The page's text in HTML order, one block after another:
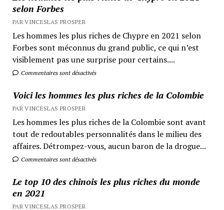
selon Forbes
PAR VINCESLAS PROSPER
Les hommes les plus riches de Chypre en 2021 selon
Forbes sont méconnus du grand public, ce qui n’est
visiblement pas une surprise pour certains....
Commentaires sont désactivés
Voici les hommes les plus riches de la Colombie
PAR VINCESLAS PROSPER
Les hommes les plus riches de la Colombie sont avant
tout de redoutables personnalités dans le milieu des
affaires. Détrompez-vous, aucun baron de la drogue...
Commentaires sont désactivés
Le top 10 des chinois les plus riches du monde
en 2021
PAR VINCESLAS PROSPER